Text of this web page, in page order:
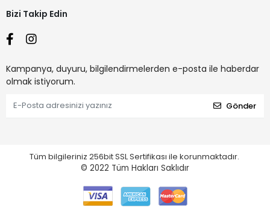
Bizi Takip Edin
Kampanya, duyuru, bilgilendirmelerden e-posta ile haberdar
olmak istiyorum.
Gönder
Tüm bilgileriniz 256bit SSL Sertifikası ile korunmaktadır.
© 2022 Tüm Hakları Saklıdır